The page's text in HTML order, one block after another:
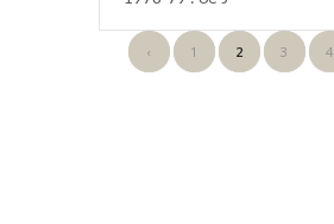
‹ 1 2 3 4